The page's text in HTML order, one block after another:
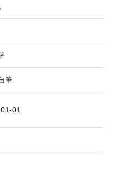
筆
01